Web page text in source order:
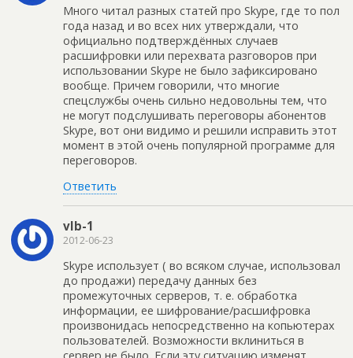
Много читал разных статей про Skype, где то пол
года назад и во всех них утверждали, что
официально подтверждённых случаев
расшифровки или перехвата разговоров при
использовании Skype не было зафиксировано
вообще. Причем говорили, что многие
спецслужбы очень сильно недовольны тем, что
не могут подслушивать переговоры абонентов
Skype, вот они видимо и решили исправить этот
момент в этой очень популярной программе для
переговоров.
Ответить
vlb-1
2012-06-23
Skype использует ( во всяком случае, использовал
до продажи) передачу данных без
промежуточных серверов, т. е. обработка
информации, ее шифрование/расшифровка
произвонидась непосредственно на копьютерах
пользователей. Возможности вклиниться в